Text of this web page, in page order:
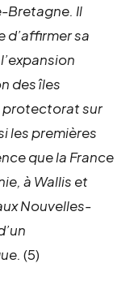
Bretagne. Il
d’affirmer sa
des îles
protectorat sur
les premières
que la France
à Wallis et
Nouvelles-
(5)